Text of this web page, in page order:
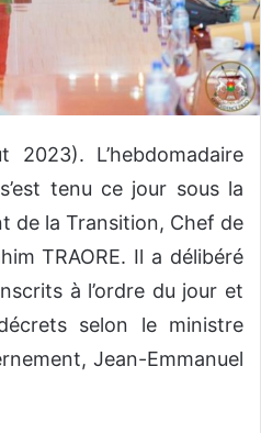
2023). L’hebdomadaire
tenu ce jour sous la
de la Transition, Chef de
TRAORE. Il a délibéré
à l’ordre du jour et
selon le ministre
Jean-Emmanuel